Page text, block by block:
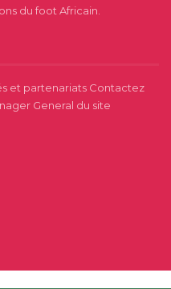
du foot Africain.
et partenariats Contactez
General du site